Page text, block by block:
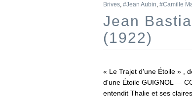
Brives, #Jean Aubin, #Camille
Jean
(1922)
« Le Trajet d'une Étoile » ,
d'une Étoile GUIGNOL —
entendit Thalie et ses